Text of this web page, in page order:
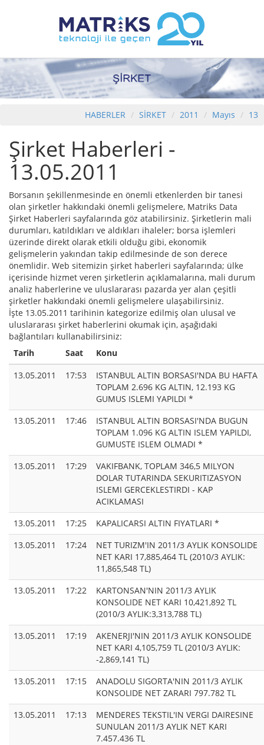
HABERLER SİRKET 2011 Mayıs 13
Şirket Haberleri -
13.05.2011
Borsanın şekillenmesinde en önemli etkenlerden bir tanesi
olan şirketler hakkındaki önemli gelişmelere, Matriks Data
Şirket Haberleri sayfalarında göz atabilirsiniz. Şirketlerin mali
durumları, katıldıkları ve aldıkları ihaleler; borsa işlemleri
üzerinde direkt olarak etkili olduğu gibi, ekonomik
gelişmelerin yakından takip edilmesinde de son derece
önemlidir. Web sitemizin şirket haberleri sayfalarında; ülke
içerisinde hizmet veren şirketlerin açıklamalarına, mali durum
analiz haberlerine ve uluslararası pazarda yer alan çeşitli
şirketler hakkındaki önemli gelişmelere ulaşabilirsiniz.
İşte 13.05.2011 tarihinin kategorize edilmiş olan ulusal ve
uluslararası şirket haberlerini okumak için, aşağıdaki
bağlantıları kullanabilirsiniz:
Tarih
Saat
Konu
13.05.2011
17:53
ISTANBUL ALTIN BORSASI'NDA BU HAFTA
TOPLAM 2.696 KG ALTIN, 12.193 KG
GUMUS ISLEMI YAPILDI *
13.05.2011
17:46
ISTANBUL ALTIN BORSASI'NDA BUGUN
TOPLAM 1.096 KG ALTIN ISLEM YAPILDI,
GUMUSTE ISLEM OLMADI *
13.05.2011
17:29
VAKIFBANK, TOPLAM 346,5 MILYON
DOLAR TUTARINDA SEKURITIZASYON
ISLEMI GERCEKLESTIRDI - KAP
ACIKLAMASI
13.05.2011
17:25
KAPALICARSI ALTIN FIYATLARI *
13.05.2011
17:24
NET TURIZM'IN 2011/3 AYLIK KONSOLIDE
NET KARI 17,885,464 TL (2010/3 AYLIK:
11,865,548 TL)
13.05.2011
17:22
KARTONSAN'NIN 2011/3 AYLIK
KONSOLIDE NET KARI 10,421,892 TL
(2010/3 AYLIK:3,313,788 TL)
13.05.2011
17:19
AKENERJI'NIN 2011/3 AYLIK KONSOLIDE
NET KARI 4,105,759 TL (2010/3 AYLIK:
-2,869,141 TL)
13.05.2011
17:15
ANADOLU SIGORTA'NIN 2011/3 AYLIK
KONSOLIDE NET ZARARI 797.782 TL
13.05.2011
17:13
MENDERES TEKSTIL'IN VERGI DAIRESINE
SUNULAN 2011/3 AYLIK NET KARI
7.457.436 TL